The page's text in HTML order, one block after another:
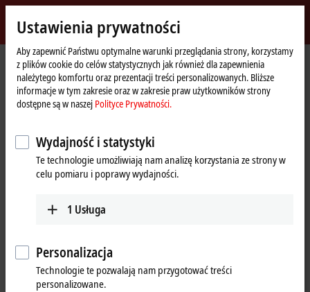
Beckhoff
-
New
Automation
Technology
Strona
główna
myBeckhoff – Zapomniałeś hasła
Zapomniałeś hasła
linkiem do ustawienia nowego hasła.
Proszę wpisać adres e-mail użyty podczas rejestracji.
wymagane pola
E-mail*
Ustawienia prywatności
Aby zapewnić Państwu optymalne warunki przeglądania strony, korzystamy
z plików cookie do celów statystycznych jak również dla zapewnienia
należytego komfortu oraz prezentacji treści personalizowanych. Bliższe
informacje w tym zakresie oraz w zakresie praw użytkowników strony
dostępne są w naszej Polityce Prywatności.
Wydajność i statystyki
Te technologie umożliwiają nam analizę korzystania ze strony w
celu pomiaru i poprawy wydajności.
1 Usługa
Personalizacja
Technologie te pozwalają nam przygotować treści
personalizowane.